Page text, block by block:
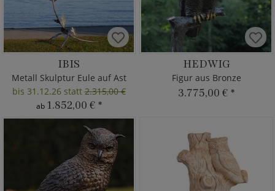
IBIS
Metall Skulptur Eule auf Ast
bis 31.12.26 statt2.315,00 €
ab 1.852,00 € *
HEDWIG
Figur aus Bronze
3.775,00 € *